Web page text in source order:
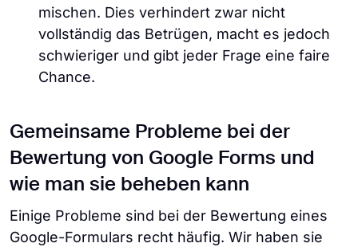
mischen. Dies verhindert zwar nicht
vollständig das Betrügen, macht es jedoch
schwieriger und gibt jeder Frage eine faire
Chance.
Gemeinsame Probleme bei der
Bewertung von Google Forms und
wie man sie beheben kann
Einige Probleme sind bei der Bewertung eines
Google-Formulars recht häufig. Wir haben sie